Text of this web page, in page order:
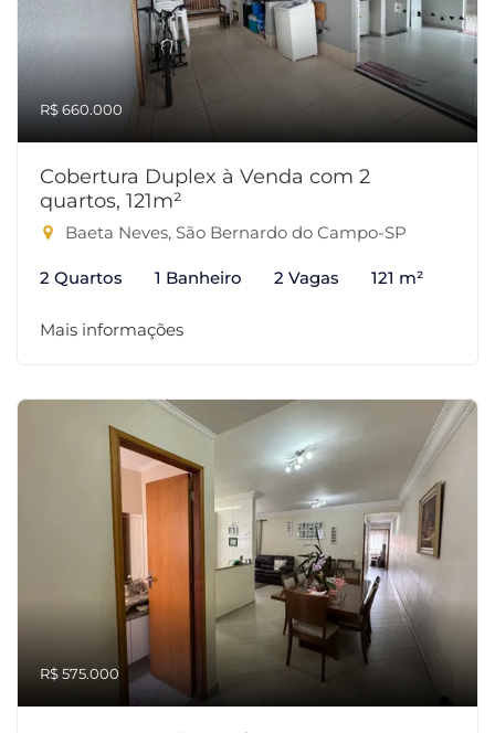
R$ 660.000
Cobertura Duplex à Venda com 2
quartos, 121m²
Baeta Neves, São Bernardo do Campo-SP
2 Quartos 1 Banheiro 2 Vagas 121 m²
Mais informações
R$ 575.000